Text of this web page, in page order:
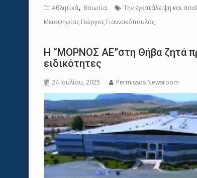
Αθλητικά, Βοιωτία
Την εγκατάλειψη και
Μειοψηφίας Γιώργος Γιαννακόπουλος
Η “ΜΟΡΝΟΣ ΑΕ”στη Θήβα ζητά
ειδικότητες
24 Ιουλίου, 2025 Permissos Newsroom